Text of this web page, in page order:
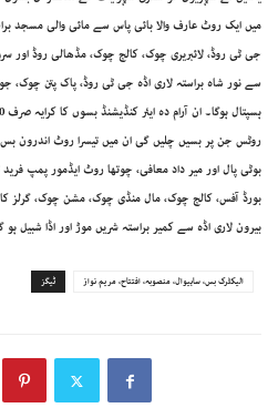
میں ایک روٹ عارف والا بائی پاس سے مائی والی مسجد
جی ٹی روڈ، لائبریری چوک، کالج چوک، مڈھالی روڈ
سے نور شاہ براستہ لاری اڈہ جی ٹی روڈ، پاک پتن چوک،
روٹس جن پر بسیں چلیں گی ان میں تیسرا روٹ اندرون بس
بوٹی پال اور میر داد معافی، چوتھا روٹ ایڈمور پمپ
بورڈ آفس، کالج چوک، مال منڈی چوک، مشن چوک، گرلز
بیرون لاری اڈہ سے کمیر براستہ شریں موڑ اور اڈا شبیل ہو
ٹیگز الیکٹرک بس، ساہیوال، منصوبہ، افتتاح، مریم نواز